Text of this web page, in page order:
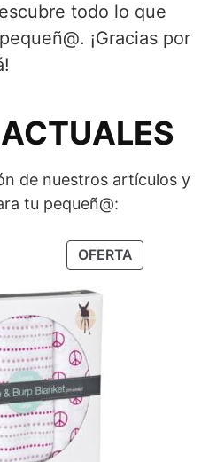
todo lo que
¡Gracias por
de nuestros artículos y
tu pequeñ@:
OFERTA
PRODUCTO